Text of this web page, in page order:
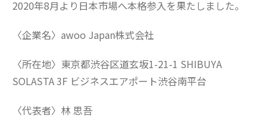
2020年8月より日本市場へ本格参入を果たしました。
〈企業名〉awoo Japan株式会社
〈所在地〉東京都渋谷区道玄坂1-21-1 SHIBUYA
SOLASTA 3F ビジネスエアポート渋谷南平台
〈代表者〉林 思吾